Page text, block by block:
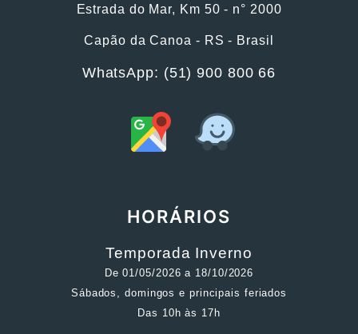
Estrada do Mar, Km 50 - n° 2000
Capão da Canoa - RS - Brasil
WhatsApp: (51) 900 800 66
HORÁRIOS
Temporada Inverno
De 01/05/2026 a 18/10/2026
Sábados, domingos e principais feriados
Das 10h às 17h